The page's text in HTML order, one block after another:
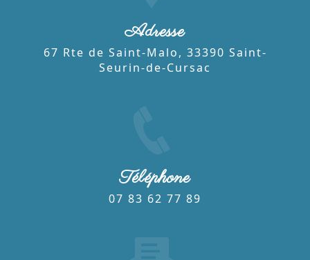
Adresse
67 Rte de Saint-Malo, 33390 Saint-
Seurin-de-Cursac
Téléphone
07 83 62 77 89